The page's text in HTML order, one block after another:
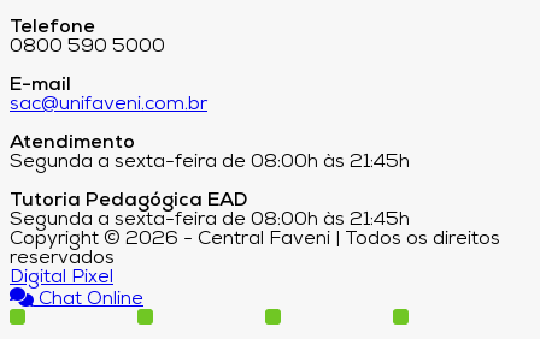
Telefone
0800 590 5000
E-mail
sac@unifaveni.com.br
Atendimento
Segunda a sexta-feira de 08:00h às 21:45h
Tutoria Pedagógica EAD
Segunda a sexta-feira de 08:00h às 21:45h
Copyright © 2026 - Central Faveni | Todos os direitos
reservados
Digital Pixel
Chat Online